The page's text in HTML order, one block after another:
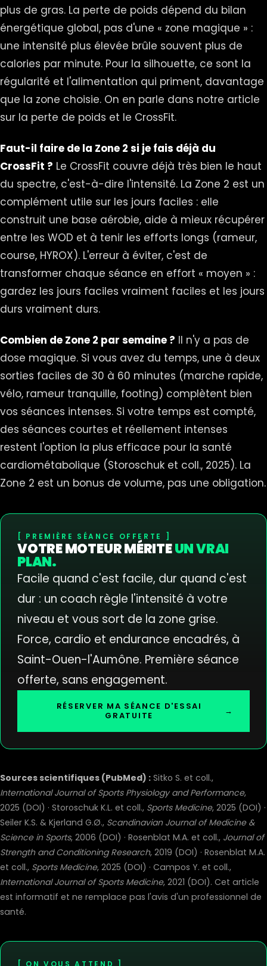
plus de gras. La perte de poids dépend du bilan
énergétique global, pas d'une « zone magique » :
une intensité plus élevée brûle souvent plus de
calories par minute. Pour la silhouette, ce sont la
régularité et l'alimentation qui priment, davantage
que la zone choisie. On en parle dans notre article
sur la perte de poids et le CrossFit.
Faut-il faire de la Zone 2 si je fais déjà du
CrossFit ? Le CrossFit couvre déjà très bien le haut
du spectre, c'est-à-dire l'intensité. La Zone 2 est un
complément utile sur les jours faciles : elle
construit une base aérobie, aide à mieux récupérer
entre les WOD et à tenir les efforts longs (rameur,
course, HYROX). L'erreur à éviter, c'est de
transformer chaque séance en effort « moyen » :
gardez les jours faciles vraiment faciles et les jours
durs vraiment durs.
Combien de Zone 2 par semaine ? Il n'y a pas de
dose magique. Si vous avez du temps, une à deux
sorties faciles de 30 à 60 minutes (marche rapide,
vélo, rameur tranquille, footing) complètent bien
vos séances intenses. Si votre temps est compté,
des séances courtes et réellement intenses
restent l'option la plus efficace pour la santé
cardiométabolique (Storoschuk et coll., 2025). La
Zone 2 est un bonus de volume, pas une obligation.
PREMIÈRE SÉANCE OFFERTE
VOTRE MOTEUR MÉRITEUN VRAI
PLAN.
Facile quand c'est facile, dur quand c'est
dur : un coach règle l'intensité à votre
niveau et vous sort de la zone grise.
Force, cardio et endurance encadrés, à
Saint-Ouen-l'Aumône. Première séance
offerte, sans engagement.
RÉSERVER MA SÉANCE D'ESSAI
GRATUITE
→
Sources scientifiques (PubMed) : Sitko S. et coll.,
International Journal of Sports Physiology and Performance,
2025 (DOI) · Storoschuk K.L. et coll., Sports Medicine, 2025 (DOI) ·
Seiler K.S. & Kjerland G.Ø., Scandinavian Journal of Medicine &
Science in Sports, 2006 (DOI) · Rosenblat M.A. et coll., Journal of
Strength and Conditioning Research, 2019 (DOI) · Rosenblat M.A.
et coll., Sports Medicine, 2025 (DOI) · Campos Y. et coll.,
International Journal of Sports Medicine, 2021 (DOI). Cet article
est informatif et ne remplace pas l'avis d'un professionnel de
santé.
ON VOUS ATTEND